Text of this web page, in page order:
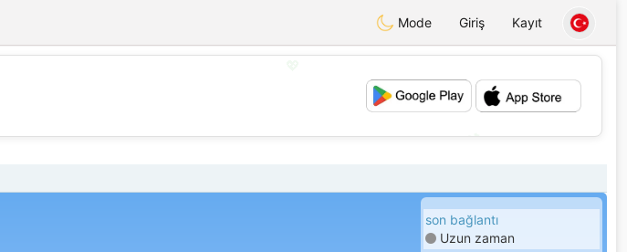
Mode Giriş Kayıt
💕
son bağlantı
Uzun zaman